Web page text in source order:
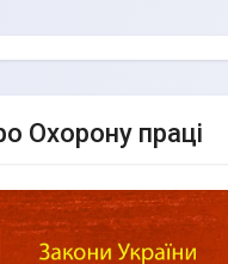
Охорону праці